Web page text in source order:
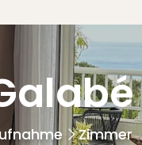
Zimmer